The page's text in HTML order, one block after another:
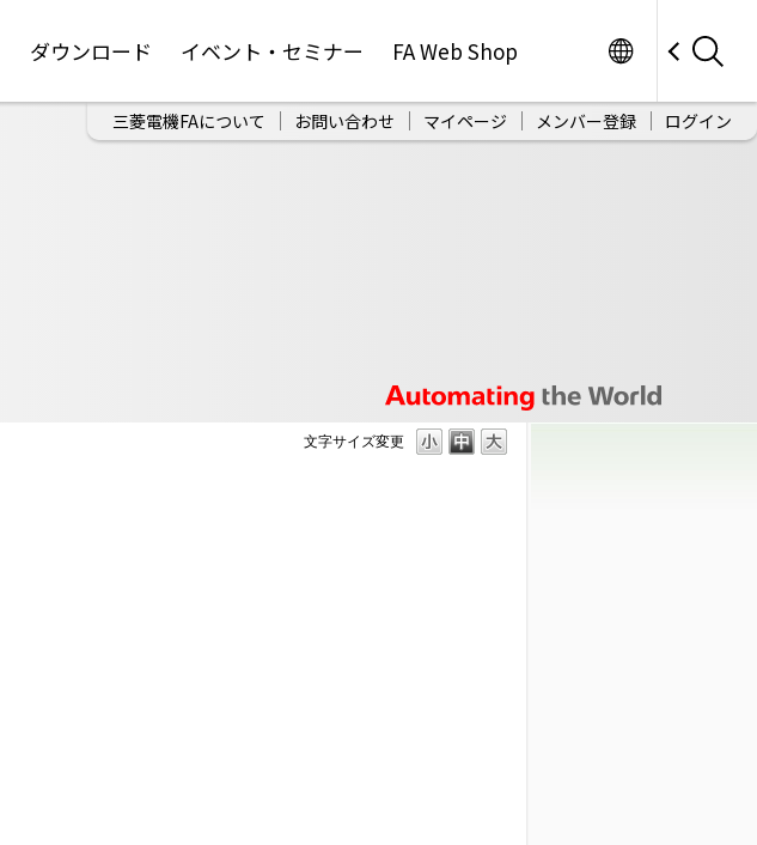
ダウンロード イベント・セミナー FA Web Shop
三菱電機FAについて お問い合わせ マイページ メンバー登録 ログイン
文字サイズ変更